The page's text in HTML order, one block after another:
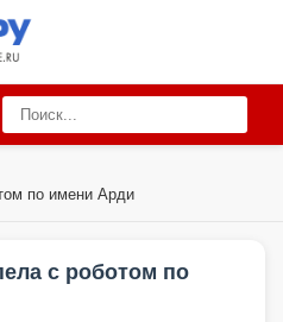
по имени Арди
с роботом по